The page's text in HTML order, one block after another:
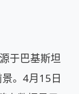
于巴基斯坦
。4月15日